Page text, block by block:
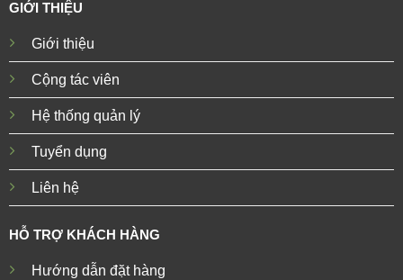
GIỚI THIỆU
Giới thiệu
Cộng tác viên
Hệ thống quản lý
Tuyển dụng
Liên hệ
HỖ TRỢ KHÁCH HÀNG
Hướng dẫn đặt hàng